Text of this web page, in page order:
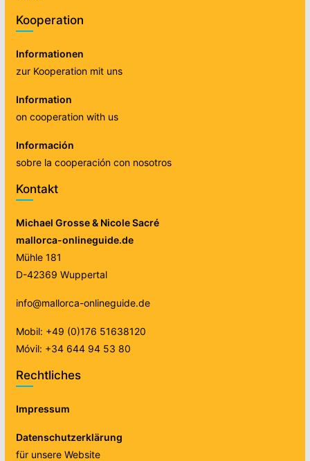
Kooperation
Informationen
zur Kooperation mit uns
Information
on cooperation with us
Información
sobre la cooperación con nosotros
Kontakt
Michael Grosse & Nicole Sacré
mallorca-onlineguide.de
Mühle 181
D-42369 Wuppertal
info@mallorca-onlineguide.de
Mobil: +49 (0)176 51638120
Móvil: +34 644 94 53 80
Rechtliches
Impressum
Datenschutzerklärung
für unsere Website